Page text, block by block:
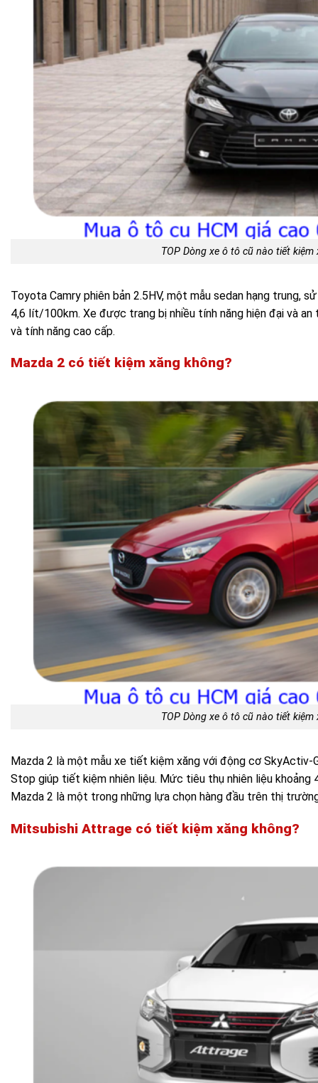
TOP Dòng xe ô tô cũ nào tiết
Toyota Camry phiên bản 2.5HV, một mẫu sedan hạng trung,
4,6 lít/100km. Xe được trang bị nhiều tính năng hiện đại và
và tính năng cao cấp.
Mazda 2 có tiết kiệm xăng không?
TOP Dòng xe ô tô cũ nào tiết
Mazda 2 là một mẫu xe tiết kiệm xăng với động cơ SkyActiv-
Stop giúp tiết kiệm nhiên liệu. Mức tiêu thụ nhiên liệu
Mazda 2 là một trong những lựa chọn hàng đầu trên thị
Mitsubishi Attrage có tiết kiệm xăng không?